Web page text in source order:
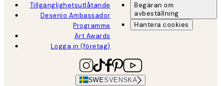
Tillgänglighetsutlåtande
Desenio Ambassador
Programme
Art Awards
Logga in (företag)
Begäran om
avbeställning
Hantera cookies
SWESVENSKA